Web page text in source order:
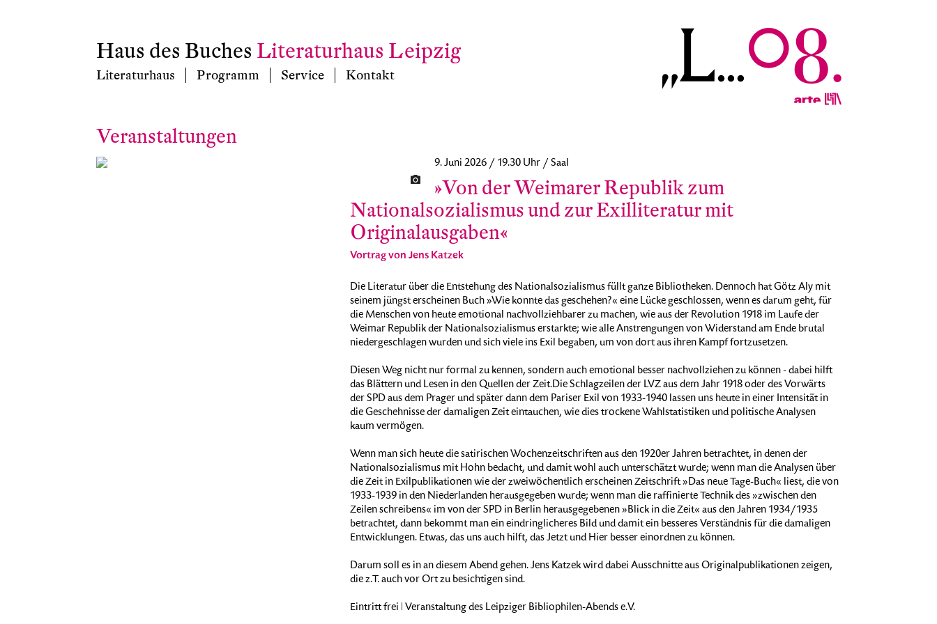
Haus des Buches Literaturhaus Leipzig
Literaturhaus Programm Service Kontakt
Veranstaltungen
9. Juni 2026 / 19.30 Uhr / Saal
»Von der Weimarer Republik zum
Nationalsozialismus und zur Exilliteratur mit
Originalausgaben«
Vortrag von Jens Katzek
Die Literatur über die Entstehung des Nationalsozialismus füllt ganze Bibliotheken. Dennoch hat Götz Aly mit
seinem jüngst erscheinen Buch »Wie konnte das geschehen?« eine Lücke geschlossen, wenn es darum geht, für
die Menschen von heute emotional nachvollziehbarer zu machen, wie aus der Revolution 1918 im Laufe der
Weimar Republik der Nationalsozialismus erstarkte; wie alle Anstrengungen von Widerstand am Ende brutal
niedergeschlagen wurden und sich viele ins Exil begaben, um von dort aus ihren Kampf fortzusetzen.
Diesen Weg nicht nur formal zu kennen, sondern auch emotional besser nachvollziehen zu können - dabei hilft
das Blättern und Lesen in den Quellen der Zeit.Die Schlagzeilen der LVZ aus dem Jahr 1918 oder des Vorwärts
der SPD aus dem Prager und später dann dem Pariser Exil von 1933-1940 lassen uns heute in einer Intensität in
die Geschehnisse der damaligen Zeit eintauchen, wie dies trockene Wahlstatistiken und politische Analysen
kaum vermögen.
Wenn man sich heute die satirischen Wochenzeitschriften aus den 1920er Jahren betrachtet, in denen der
Nationalsozialismus mit Hohn bedacht, und damit wohl auch unterschätzt wurde; wenn man die Analysen über
die Zeit in Exilpublikationen wie der zweiwöchentlich erscheinen Zeitschrift »Das neue Tage-Buch« liest, die von
1933-1939 in den Niederlanden herausgegeben wurde; wenn man die raffinierte Technik des »zwischen den
Zeilen schreibens« im von der SPD in Berlin herausgegebenen »Blick in die Zeit« aus den Jahren 1934/1935
betrachtet, dann bekommt man ein eindringlicheres Bild und damit ein besseres Verständnis für die damaligen
Entwicklungen. Etwas, das uns auch hilft, das Jetzt und Hier besser einordnen zu können.
Darum soll es in an diesem Abend gehen. Jens Katzek wird dabei Ausschnitte aus Originalpublikationen zeigen,
die z.T. auch vor Ort zu besichtigen sind.
Eintritt frei ǀ Veranstaltung des Leipziger Bibliophilen-Abends e.V.